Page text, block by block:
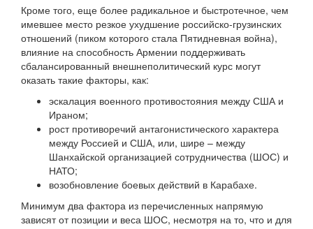
Кроме того, еще более радикальное и быстротечное, чем
имевшее место резкое ухудшение российско-грузинских
отношений (пиком которого стала Пятидневная война),
влияние на способность Армении поддерживать
сбалансированный внешнеполитический курс могут
оказать такие факторы, как:
эскалация военного противостояния между США и
Ираном;
рост противоречий антагонистического характера
между Россией и США, или, шире – между
Шанхайской организацией сотрудничества (ШОС) и
НАТО;
возобновление боевых действий в Карабахе.
Минимум два фактора из перечисленных напрямую
зависят от позиции и веса ШОС, несмотря на то, что и для